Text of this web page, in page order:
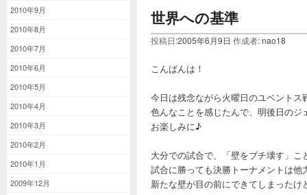
2010年9月
2010年8月
2010年7月
2010年6月
2010年5月
2010年4月
2010年3月
2010年2月
2010年1月
2009年12月
世界への基準
投稿日:2005年6月9日 作成者:nao18
こんばんは！
今日は残念ながら火曜日のユベント
色んなことを感じたんで、明後日の
お楽しみに♪
大分での試合で、「壁をブチ壊す」
試合に勝っても決勝トーナメントは他
新たな壁が目の前にできてしまった